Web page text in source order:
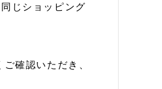
じショッピング
確認いただき、